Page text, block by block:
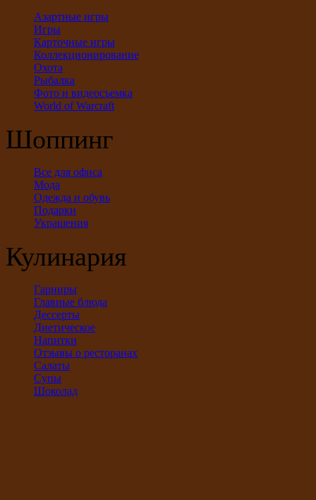
Азартные игры
Игры
Карточные игры
Коллекционирование
Охота
Рыбалка
Фото и видеосъемка
World of Warcraft
Шоппинг
Все для офиса
Мода
Одежда и обувь
Подарки
Украшения
Кулинария
Гарниры
Главные блюда
Дессерты
Диетическое
Напитки
Отзывы о ресторанах
Салаты
Супы
Шоколад